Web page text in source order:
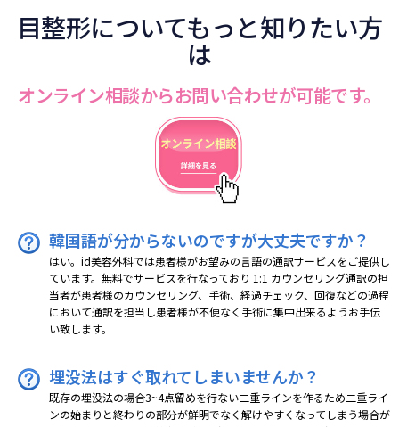
目整形についてもっと知りたい方
は
オンライン相談からお問い合わせが可能です。
韓国語が分からないのですが大丈夫ですか？
はい。id美容外科では患者様がお望みの言語の通訳サービスをご提供し
ています。無料でサービスを行なっており 1:1 カウンセリング通訳の担
当者が患者様のカウンセリング、手術、経過チェック、回復などの過程
において通訳を担当し患者様が不便なく手術に集中出来るようお手伝
い致します。
埋没法はすぐ取れてしまいませんか？
既存の埋没法の場合3~4点留めを行ない二重ラインを作るため二重ライ
ンの始まりと終わりの部分が鮮明でなく解けやすくなってしまう場合が